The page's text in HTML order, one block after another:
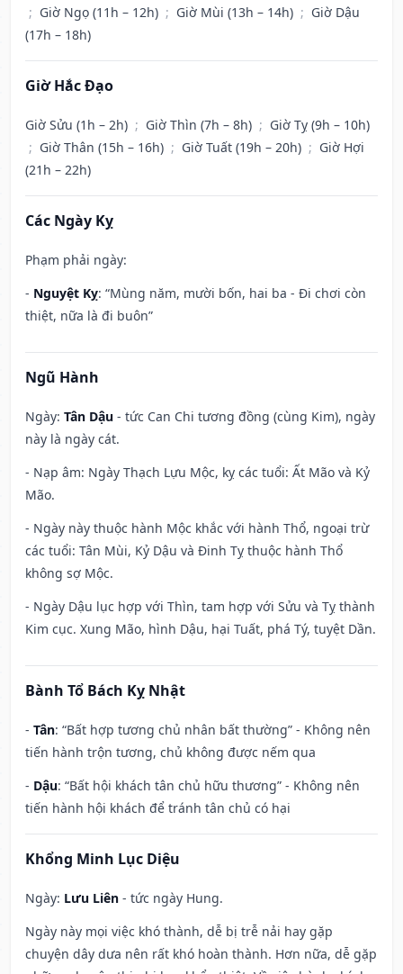
; Giờ Ngọ (11h – 12h) ; Giờ Mùi (13h – 14h) ; Giờ Dậu
(17h – 18h)
Giờ Hắc Đạo
Giờ Sửu (1h – 2h) ; Giờ Thìn (7h – 8h) ; Giờ Tỵ (9h – 10h)
; Giờ Thân (15h – 16h) ; Giờ Tuất (19h – 20h) ; Giờ Hợi
(21h – 22h)
Các Ngày Kỵ
Phạm phải ngày:
- Nguyệt Kỵ: “Mùng năm, mười bốn, hai ba - Đi chơi còn
thiệt, nữa là đi buôn”
Ngũ Hành
Ngày: Tân Dậu - tức Can Chi tương đồng (cùng Kim), ngày
này là ngày cát.
- Nạp âm: Ngày Thạch Lựu Mộc, kỵ các tuổi: Ất Mão và Kỷ
Mão.
- Ngày này thuộc hành Mộc khắc với hành Thổ, ngoại trừ
các tuổi: Tân Mùi, Kỷ Dậu và Đinh Tỵ thuộc hành Thổ
không sợ Mộc.
- Ngày Dậu lục hợp với Thìn, tam hợp với Sửu và Tỵ thành
Kim cục. Xung Mão, hình Dậu, hại Tuất, phá Tý, tuyệt Dần.
Bành Tổ Bách Kỵ Nhật
- Tân: “Bất hợp tương chủ nhân bất thường” - Không nên
tiến hành trộn tương, chủ không được nếm qua
- Dậu: “Bất hội khách tân chủ hữu thương” - Không nên
tiến hành hội khách để tránh tân chủ có hại
Khổng Minh Lục Diệu
Ngày: Lưu Liên - tức ngày Hung.
Ngày này mọi việc khó thành, dễ bị trễ nải hay gặp
chuyện dây dưa nên rất khó hoàn thành. Hơn nữa, dễ gặp